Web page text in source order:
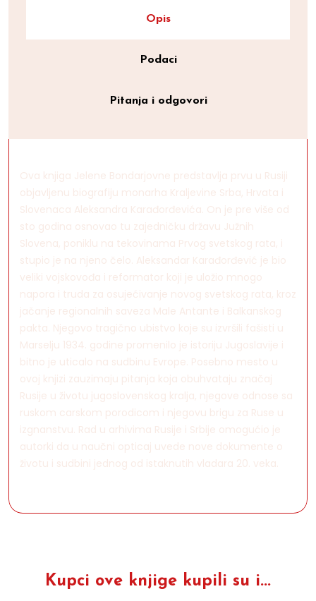
Opis
Podaci
Pitanja i odgovori
Ova knjiga Jelene Bondarjovne predstavlja prvu u Rusiji
objavljenu biografiju monarha Kraljevine Srba, Hrvata i
Slovenaca Aleksandra Karađorđevića. On je pre više od
sto godina osnovao tu zajedničku državu Južnih
Slovena, poniklu na tekovinama Prvog svetskog rata, i
stupio je na njeno čelo. Aleksandar Karađorđević je bio
veliki vojskovođa i reformator koji je uložio mnogo
napora i truda za osujećivanje novog svetskog rata, kroz
jačanje regionalnih saveza Male Antante i Balkanskog
pakta. Njegovo tragično ubistvo koje su izvršili fašisti u
Marselju 1934. godine promenilo je istoriju Jugoslavije i
bitno je uticalo na sudbinu Evrope. Posebno mesto u
ovoj knjizi zauzimaju pitanja koja obuhvataju značaj
Rusije u životu jugoslovenskog kralja, njegove odnose sa
ruskom carskom porodicom i njegovu brigu za Ruse u
izgnanstvu. Rad u arhivima Rusije i Srbije omogućio je
autorki da u naučni opticaj uvede nove dokumente o
životu i sudbini jednog od istaknutih vladara 20. veka.
Kupci ove knjige kupili su i...